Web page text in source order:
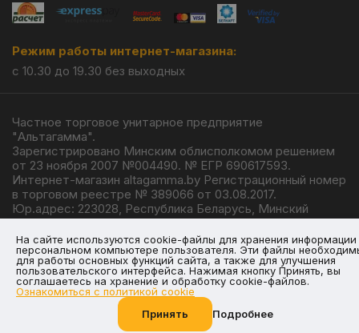
Режим работы интернет-магазина:
с 10.30 до 19.30 без выходных
Частное торговое унитарное предприятие
"Альтагамма".
Зарегистрировано Минским облисполкомом решением
от 23 ноября 2007 №004490. № ЕГР 690617593.
Интернет-магазин altagamma.by Регистрационный номер
в торговом реестре № 389066 от 03.08.2017.
Юр.адрес: 223028, Республика Беларусь, Минский
район, г.п. Ждановичи, ул. Линейная, 4/1.
© 2026
Разработка — Giperlink.by
Позвоните нам
На сайте используются cookie-файлы для хранения информации
персональном компьютере пользователя. Эти файлы
для работы основных функций сайта, а также для улучшения
пользовательского интерфейса. Нажимая кнопку Принять, вы
соглашаетесь на хранение и обработку cookie-файлов.
Ознакомиться с политикой cookie
Принять
Подробнее